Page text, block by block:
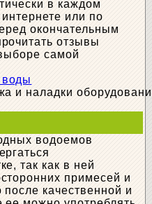
в каждом
или по
окончательным
отзывы
самой
и наладки
водоемов
так как в ней
примесей и
качественной и